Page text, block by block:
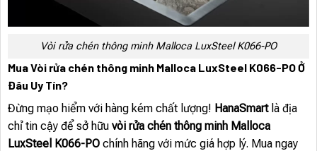
Vòi rửa chén thông minh Malloca LuxSteel K066-PO
Mua Vòi rửa chén thông minh Malloca LuxSteel K066-PO Ở
Đâu Uy Tín?
Đừng mạo hiểm với hàng kém chất lượng! HanaSmartlà địa
chỉ tin cậy để sở hữu vòi rửa chén thông minh Malloca
LuxSteel K066-PO chính hãng với mức giá hợp lý. Mua ngay